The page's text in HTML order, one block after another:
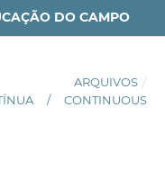
DO CAMPO
ARQUIVOS /
/ CONTINUOUS